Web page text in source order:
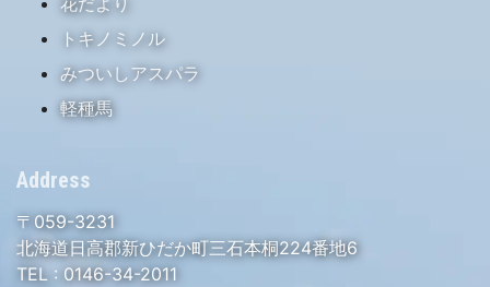
トキノミノル
みついしアスパラ
軽種馬
Address
〒059-3231
北海道日高郡新ひだか町三石本桐224番地6
TEL : 0146-34-2011